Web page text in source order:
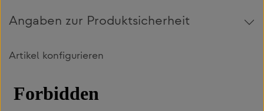
Angaben zur Produktsicherheit
Artikel konfigurieren